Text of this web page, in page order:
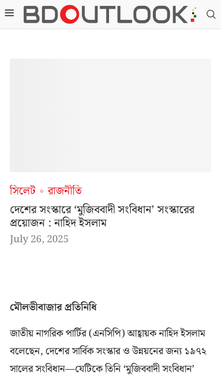
সিলেট
রাজনীতি
দেশের সংস্কারে ‘মুজিববাদী সংবিধান’ সংস্কারের
প্রয়োজন : নাহিদ ইসলাম
July 26, 2025
মৌলভীবাজার প্রতিনিধি
জাতীয় নাগরিক পার্টির (এনসিপি) আহ্বায়ক নাহিদ ইসলাম
বলেছেন, দেশের সার্বিক সংস্কার ও উন্নয়নের জন্য ১৯৭২
সালের সংবিধান—যেটিকে তিনি ‘মুজিববাদী সংবিধান’